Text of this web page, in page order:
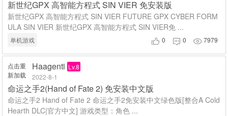
新世纪GPX 高智能方程式 SIN VIER 免安装版
新世纪GPX 高智能方程式 SIN VIER FUTURE GPX CYBER FORM
ULA SIN VIER 新世纪GPX 高智能方程式 SIN VIER免 ...
单机游戏  0  0 7979
点击重
新加载
Haagenti Lv.8
2022-8-1
命运之手2(Hand of Fate 2) 免安装中文版
命运之手2 Hand of Fate 2 命运之手2免安装中文绿色版[整合A Cold
Hearth DLC|官方中文] 游戏类型：角色 ...